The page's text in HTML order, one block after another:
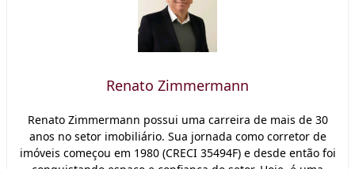
Renato Zimmermann
Renato Zimmermann possui uma carreira de mais de 30
anos no setor imobiliário. Sua jornada como corretor de
imóveis começou em 1980 (CRECI 35494F) e desde então foi